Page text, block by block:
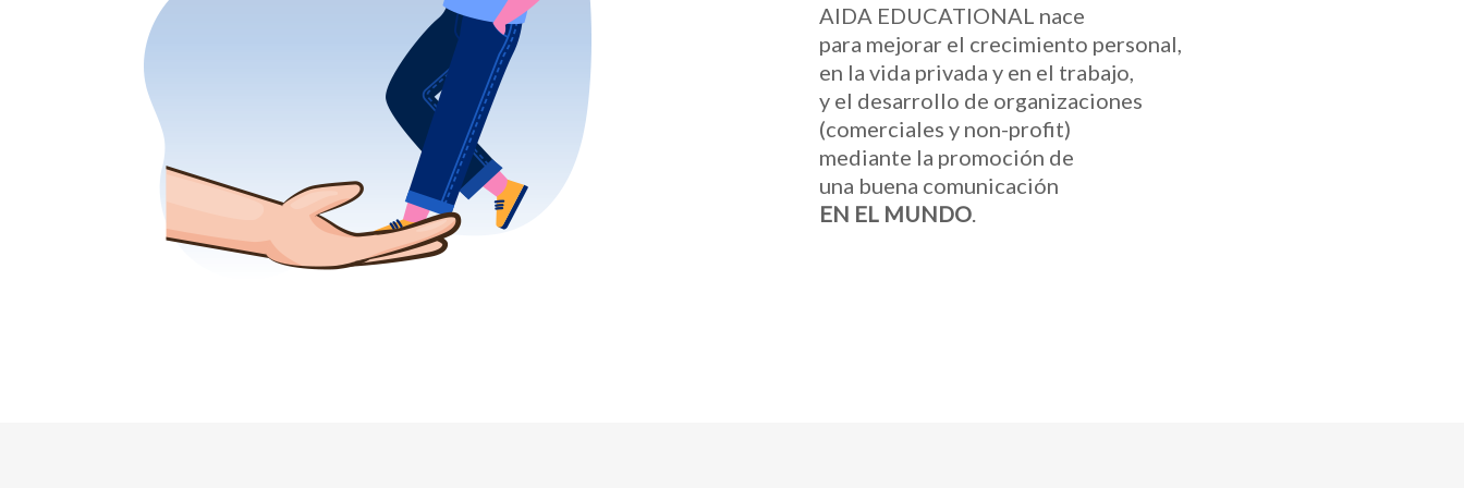
AIDA EDUCATIONAL nace
para mejorar el crecimiento personal,
en la vida privada y en el trabajo,
y el desarrollo de organizaciones
(comerciales y non-profit)
mediante la promoción de
una buena comunicación
EN EL MUNDO.